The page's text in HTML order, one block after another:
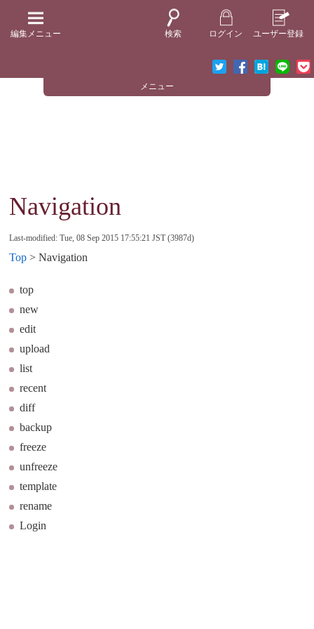
編集メニュー 検索 ログイン ユーザー登録
メニュー
Navigation
Last-modified: Tue, 08 Sep 2015 17:55:21 JST (3987d)
Top > Navigation
top
new
edit
upload
list
recent
diff
backup
freeze
unfreeze
template
rename
Login